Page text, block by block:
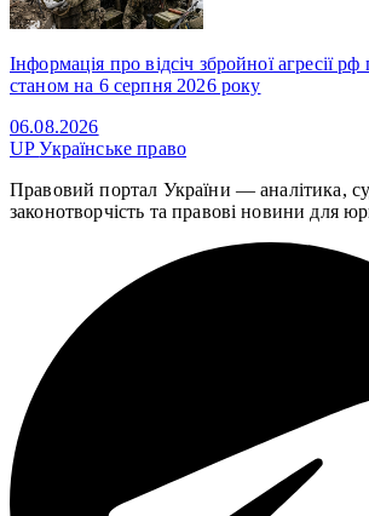
Інформація про відсіч збройної агресії
станом на 6 серпня 2026 року
06.08.2026
UPУкраїнське право
Правовий портал України — аналітика,
законотворчість та правові новини для